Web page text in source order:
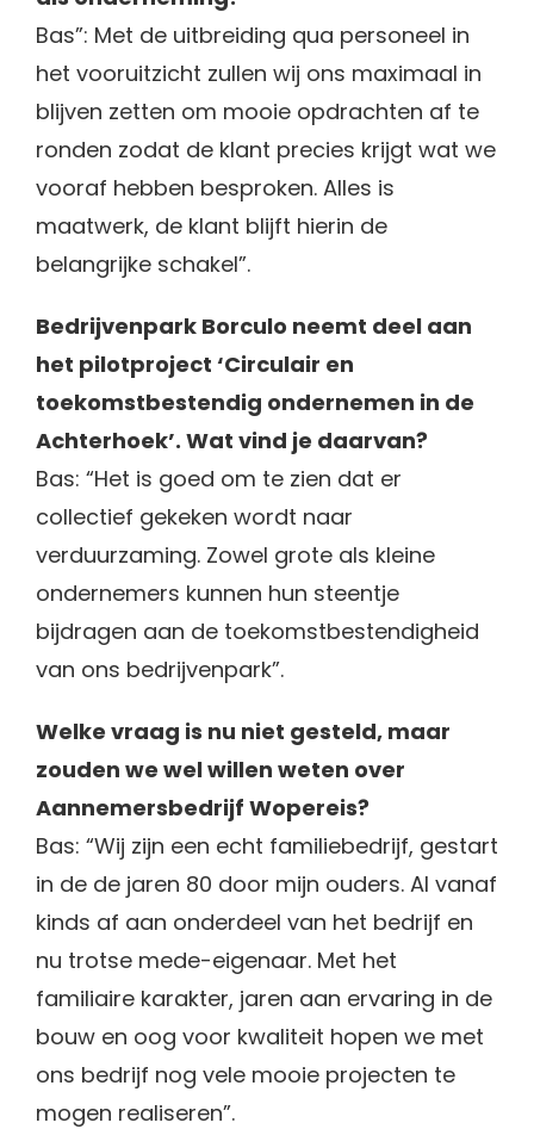
Bas”: Met de uitbreiding qua personeel in
het vooruitzicht zullen wij ons maximaal in
blijven zetten om mooie opdrachten af te
ronden zodat de klant precies krijgt wat we
vooraf hebben besproken. Alles is
maatwerk, de klant blijft hierin de
belangrijke schakel”.
Bedrijvenpark Borculo neemt deel aan
het pilotproject ‘Circulair en
toekomstbestendig ondernemen in de
Achterhoek’. Wat vind je daarvan?
Bas: “Het is goed om te zien dat er
collectief gekeken wordt naar
verduurzaming. Zowel grote als kleine
ondernemers kunnen hun steentje
bijdragen aan de toekomstbestendigheid
van ons bedrijvenpark”.
Welke vraag is nu niet gesteld, maar
zouden we wel willen weten over
Aannemersbedrijf Wopereis?
Bas: “Wij zijn een echt familiebedrijf, gestart
in de de jaren 80 door mijn ouders. Al vanaf
kinds af aan onderdeel van het bedrijf en
nu trotse mede-eigenaar. Met het
familiaire karakter, jaren aan ervaring in de
bouw en oog voor kwaliteit hopen we met
ons bedrijf nog vele mooie projecten te
mogen realiseren”.